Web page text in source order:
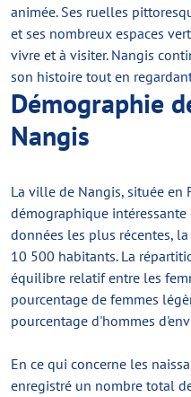
animée. Ses ruelles
et ses nombreux espaces
vivre et à visiter. Nangis
son histoire tout en
Démographie
Nangis
La ville de Nangis, située en
démographique intéressante
données les plus récentes,
10 500 habitants. La
équilibre relatif entre les
pourcentage de femmes
pourcentage d'hommes
En ce qui concerne les
enregistré un nombre total